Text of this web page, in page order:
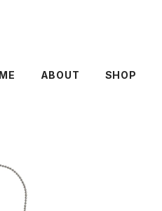
ABOUT SHOP